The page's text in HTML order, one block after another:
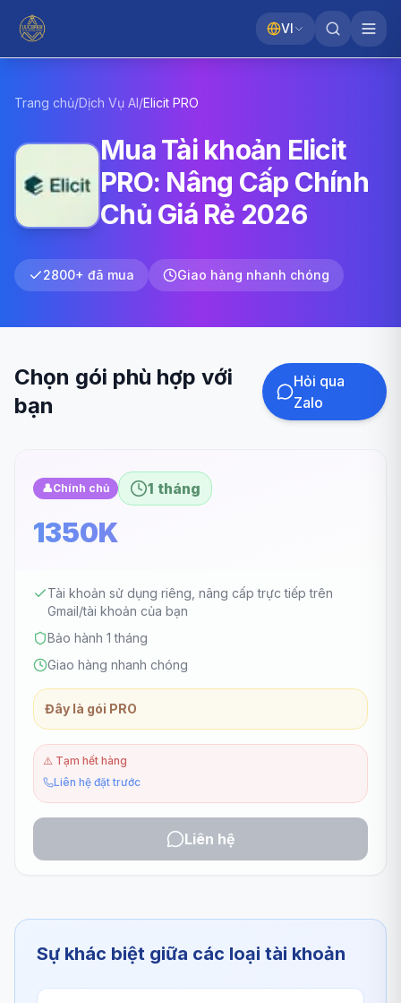
VI
Trang chủ/Dịch Vụ AI/Elicit PRO
Mua Tài khoản Elicit
PRO: Nâng Cấp Chính
Chủ Giá Rẻ 2026
2800+ đã mua Giao hàng nhanh chóng
Chọn gói phù hợp với
bạn
Hỏi qua
Zalo
👤Chính chủ 1 tháng
1350K
Tài khoản sử dụng riêng, nâng cấp trực tiếp trên
Gmail/tài khoản của bạn
Bảo hành 1 tháng
Giao hàng nhanh chóng
Đây là gói PRO
⚠️ Tạm hết hàng
Liên hệ đặt trước
Liên hệ
Sự khác biệt giữa các loại tài khoản